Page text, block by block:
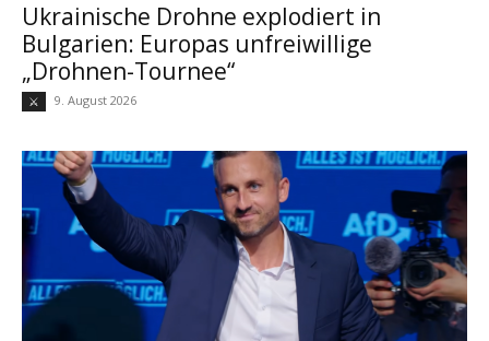
Ukrainische Drohne explodiert in
Bulgarien: Europas unfreiwillige
„Drohnen-Tournee“
⚔ 9. August 2026